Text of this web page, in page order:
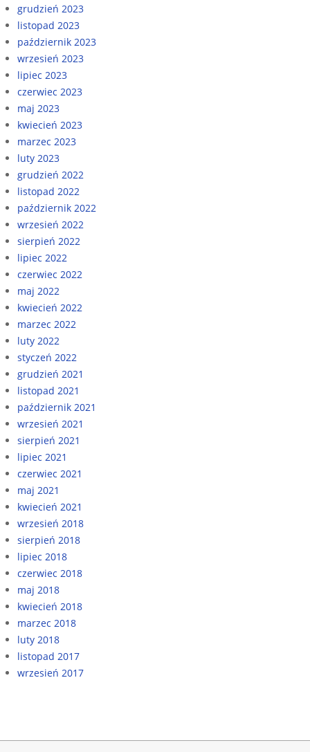
grudzień 2023
listopad 2023
październik 2023
wrzesień 2023
lipiec 2023
czerwiec 2023
maj 2023
kwiecień 2023
marzec 2023
luty 2023
grudzień 2022
listopad 2022
październik 2022
wrzesień 2022
sierpień 2022
lipiec 2022
czerwiec 2022
maj 2022
kwiecień 2022
marzec 2022
luty 2022
styczeń 2022
grudzień 2021
listopad 2021
październik 2021
wrzesień 2021
sierpień 2021
lipiec 2021
czerwiec 2021
maj 2021
kwiecień 2021
wrzesień 2018
sierpień 2018
lipiec 2018
czerwiec 2018
maj 2018
kwiecień 2018
marzec 2018
luty 2018
listopad 2017
wrzesień 2017